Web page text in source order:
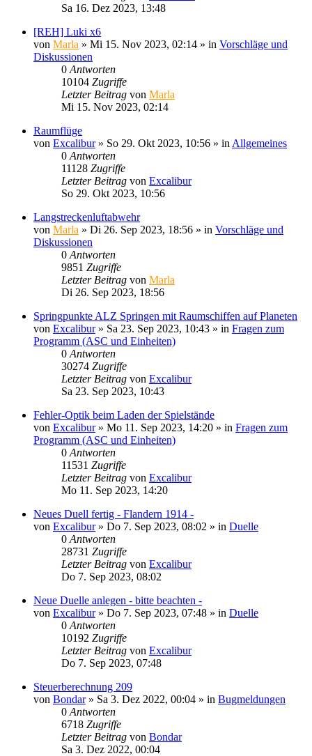
Sa 16. Dez 2023, 13:48
[REH] Luki x6
von Marla » Mi 15. Nov 2023, 02:14 » in Vorschläge und
Diskussionen
0 Antworten
10104 Zugriffe
Letzter Beitrag von Marla
Mi 15. Nov 2023, 02:14
Raumflüge
von Excalibur» So 29. Okt 2023, 10:56 » in Allgemeines
0 Antworten
11128 Zugriffe
Letzter Beitrag von Excalibur
So 29. Okt 2023, 10:56
Langstreckenluftabwehr
von Marla » Di 26. Sep 2023, 18:56 » in Vorschläge und
Diskussionen
0 Antworten
9851 Zugriffe
Letzter Beitrag von Marla
Di 26. Sep 2023, 18:56
Springpunkte ALZ Springen mit Raumschiffen auf Planeten
von Excalibur» Sa 23. Sep 2023, 10:43 » in Fragen zum
Programm (ASC und Einheiten)
0 Antworten
30274 Zugriffe
Letzter Beitrag von Excalibur
Sa 23. Sep 2023, 10:43
Fehler-Optik beim Laden der Spielstände
von Excalibur» Mo 11. Sep 2023, 14:20 » in Fragen zum
Programm (ASC und Einheiten)
0 Antworten
11531 Zugriffe
Letzter Beitrag von Excalibur
Mo 11. Sep 2023, 14:20
Neues Duell fertig - Flandern 1914 -
von Excalibur» Do 7. Sep 2023, 08:02 » in Duelle
0 Antworten
28731 Zugriffe
Letzter Beitrag von Excalibur
Do 7. Sep 2023, 08:02
Neue Duelle anlegen - bitte beachten -
von Excalibur» Do 7. Sep 2023, 07:48 » in Duelle
0 Antworten
10192 Zugriffe
Letzter Beitrag von Excalibur
Do 7. Sep 2023, 07:48
Steuerberechnung 209
von Bondar» Sa 3. Dez 2022, 00:04 » in Bugmeldungen
0 Antworten
6718 Zugriffe
Letzter Beitrag von Bondar
Sa 3. Dez 2022, 00:04